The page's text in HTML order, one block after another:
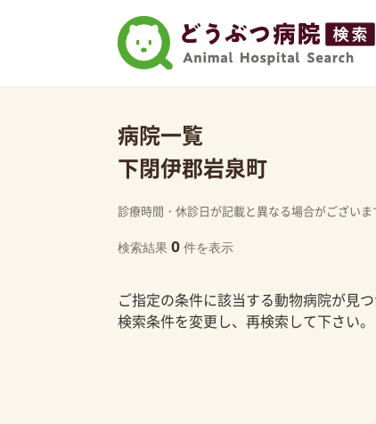
病院一覧
下閉伊郡岩泉町
診療時間・休診日が記載と異なる場合がござい
検索結果 0 件を表示
ご指定の条件に該当する動物病院が見つ
検索条件を変更し、再検索して下さい。